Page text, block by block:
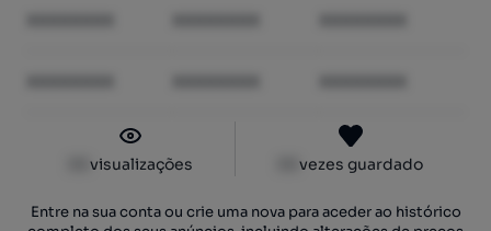
visualizações vezes guardado
Entre na sua conta ou crie uma nova para aceder ao histórico